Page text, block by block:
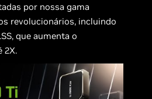
por nossa gama
revolucionários, incluindo
que aumenta o
2X.